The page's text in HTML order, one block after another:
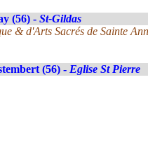
(56) - St-Gildas
& d'Arts Sacrés de Sainte
(56) - Eglise St Pierre